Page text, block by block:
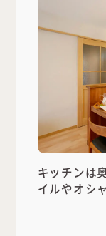
キッチンは
イルやオシ